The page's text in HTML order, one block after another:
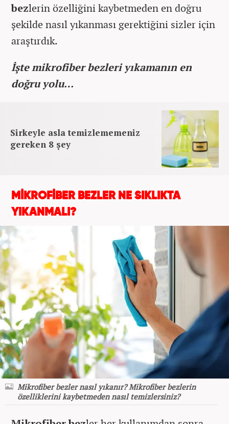
bezlerin özelliğini kaybetmeden en doğru
şekilde nasıl yıkanması gerektiğini sizler için
araştırdık.
İşte mikrofiber bezleri yıkamanın en
doğru yolu…
Sirkeyle asla temizlememeniz
gereken 8 şey
MİKROFİBER BEZLER NE SIKLIKTA
YIKANMALI?
Mikrofiber bezler nasıl yıkanır? Mikrofiber bezlerin
özelliklerini kaybetmeden nasıl temizlersiniz?